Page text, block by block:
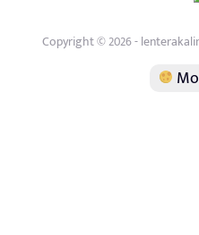
Copyright © 2026 -